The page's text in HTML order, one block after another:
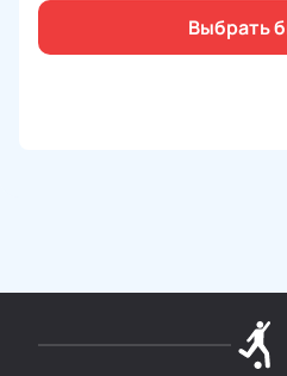
игрой на
комфортными трибунами,
Выбрать